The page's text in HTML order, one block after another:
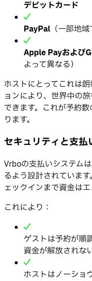
デビットカード
PayPal （一部地
Apple Payおよび
よって異なる）
ホストにとってこれは
ョンにより、世界中の
できます。これが予約
ります。
セキュリティと支払
Vrboの支払いシステム
るよう設計されていま
ェックインまで資金はエ
これにより：
ゲストは予約が順
資金が解放されな
ホストはノーショ